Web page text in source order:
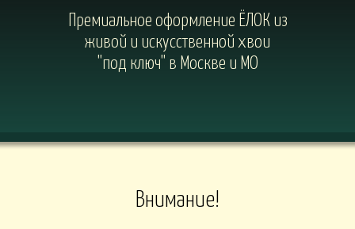
Премиальное оформление ЁЛОК из
живой и искусственной хвои
"под ключ" в Москве и МО
Внимание!